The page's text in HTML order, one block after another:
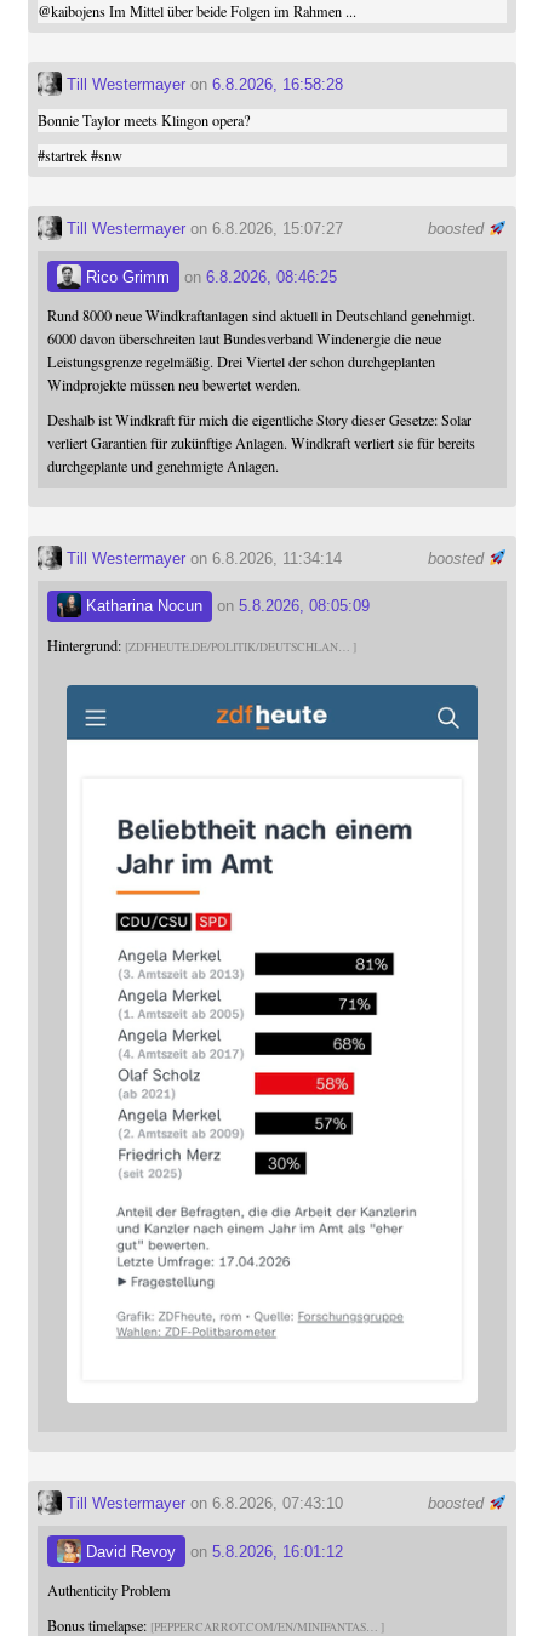
@kaibojensIm Mittel über beide Folgen im Rahmen ...
Till Westermayeron 6.8.2026, 16:58:28
Bonnie Taylor meets Klingon opera?
#startrek #snw
boosted
Till Westermayeron 6.8.2026, 15:07:27
Rico Grimm on 6.8.2026, 08:46:25
Rund 8000 neue Windkraftanlagen sind aktuell in Deutschland genehmigt.
6000 davon überschreiten laut Bundesverband Windenergie die neue
Leistungsgrenze regelmäßig. Drei Viertel der schon durchgeplanten
Windprojekte müssen neu bewertet werden.
Deshalb ist Windkraft für mich die eigentliche Story dieser Gesetze: Solar
verliert Garantien für zukünftige Anlagen. Windkraft verliert sie für bereits
durchgeplante und genehmigte Anlagen.
boosted
Till Westermayeron 6.8.2026, 11:34:14
Katharina Nocun on 5.8.2026, 08:05:09
Hintergrund: ZDFHEUTE.DE/POLITIK/DEUTSCHLAN
boosted
Till Westermayeron 6.8.2026, 07:43:10
David Revoy on 5.8.2026, 16:01:12
Authenticity Problem
Bonus timelapse: PEPPERCARROT.COM/EN/MINIFANTAS